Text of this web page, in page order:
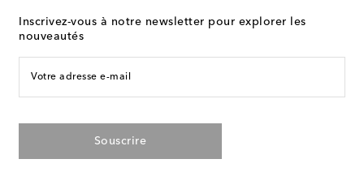
Inscrivez-vous à notre newsletter pour explorer les
nouveautés
Votre adresse e-mail
Souscrire